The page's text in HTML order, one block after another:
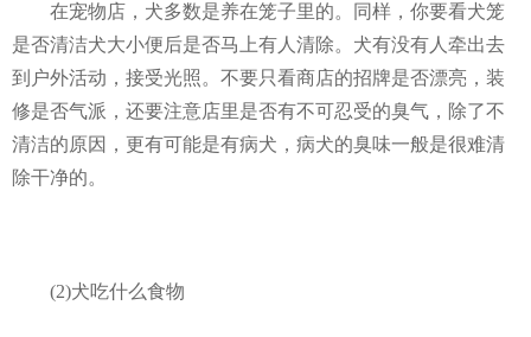
在宠物店，犬多数是养在笼子里的。同样，你要看犬笼
是否清洁犬大小便后是否马上有人清除。犬有没有人牵出去
到户外活动，接受光照。不要只看商店的招牌是否漂亮，装
修是否气派，还要注意店里是否有不可忍受的臭气，除了不
清洁的原因，更有可能是有病犬，病犬的臭味一般是很难清
除干净的。
(2)犬吃什么食物